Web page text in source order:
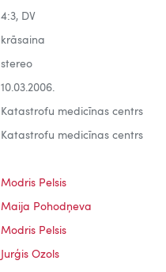
4:3, DV
krāsaina
stereo
10.03.2006.
Katastrofu medicīnas centrs
Katastrofu medicīnas centrs
Modris Pelsis
Maija Pohodņeva
Modris Pelsis
Jurģis Ozols